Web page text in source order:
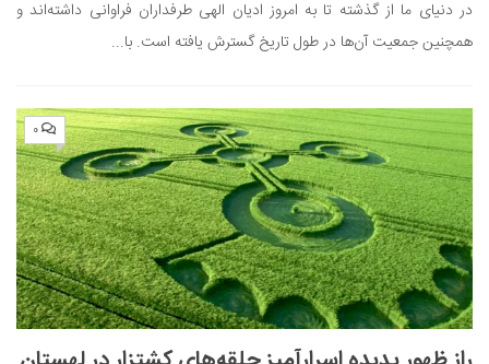
دانستنی‌ها
طنز
فال
مسابقه
اخبار
در دنیای ما از گذشته تا به امروز ادیان الهی طرفداران فراوانی داشته‌اند و
همچنین جمعیت آن‌ها در طول تاریخ گسترش یافته است. با...
۰